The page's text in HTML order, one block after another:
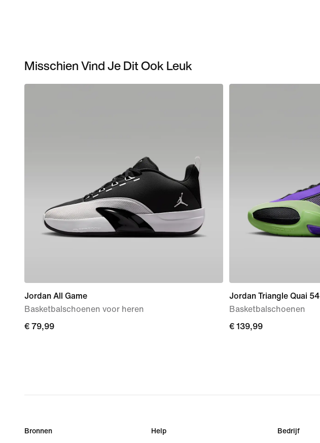
Misschien Vind Je Dit Ook Leuk
Jordan All Game
Basketbalschoenen voor heren
€ 79,99
€ 79,99
Jordan Triangle Quai 54
Basketbalschoenen
€ 139,99
€ 139,99
Bronnen Help Bedrijf